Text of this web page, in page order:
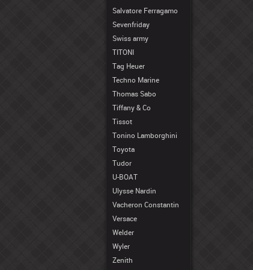
Salvatore Ferragamo
Sevenfriday
Swiss army
TITONI
Tag Heuer
Techno Marine
Thomas Sabo
Tiffany & Co
Tissot
Tonino Lamborghini
Toyota
Tudor
U-BOAT
Ulysse Nardin
Vacheron Constantin
Versace
Welder
Wyler
Zenith